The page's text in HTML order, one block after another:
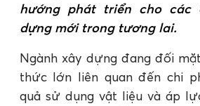
hướng phát triển cho các
dựng mới trong tương lai.
Ngành xây dựng đang đối
thức lớn liên quan đến chi
quả sử dụng vật liệu và áp